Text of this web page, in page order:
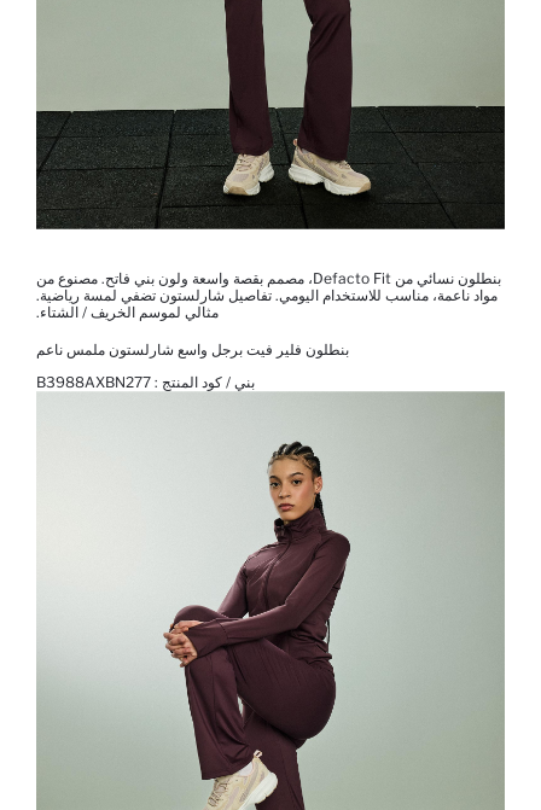
بنطلون نسائي من Defacto Fit، مصمم بقصة واسعة ولون بني فاتح. مصنوع من
مواد ناعمة، مناسب للاستخدام اليومي. تفاصيل شارلستون تضفي لمسة رياضية.
مثالي لموسم الخريف / الشتاء.
بنطلون فلير فيت برجل واسع شارلستون ملمس ناعم
بني / كود المنتج : B3988AXBN277